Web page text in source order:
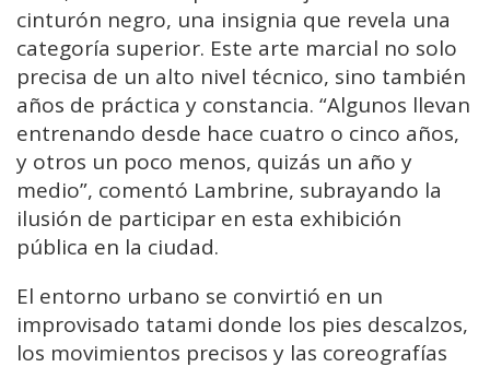
cinturón negro, una insignia que revela una
categoría superior. Este arte marcial no solo
precisa de un alto nivel técnico, sino también
años de práctica y constancia. “Algunos llevan
entrenando desde hace cuatro o cinco años,
y otros un poco menos, quizás un año y
medio”, comentó Lambrine, subrayando la
ilusión de participar en esta exhibición
pública en la ciudad.
El entorno urbano se convirtió en un
improvisado tatami donde los pies descalzos,
los movimientos precisos y las coreografías